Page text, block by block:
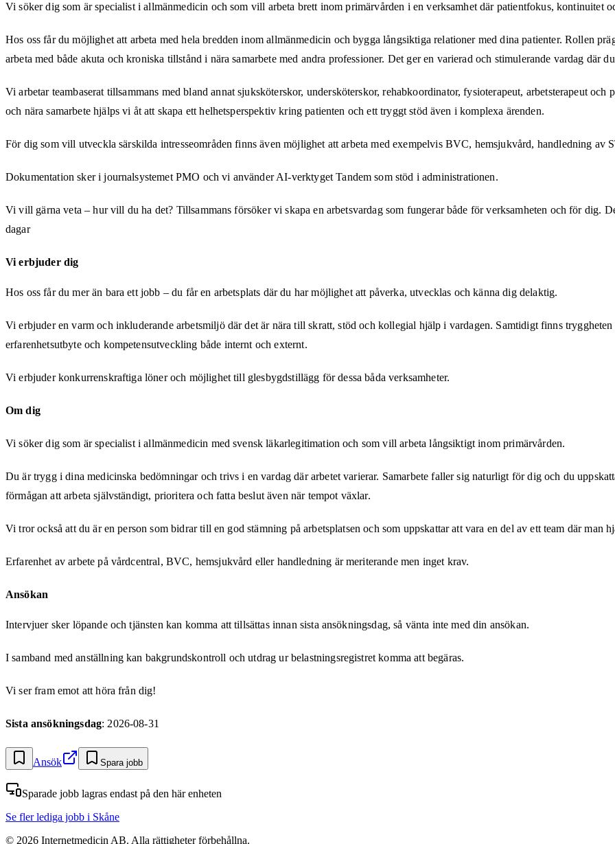
Vi söker dig som är specialist i allmänmedicin och som vill arbeta brett inom primärvården i en verksamhet där patientfokus, kontinuitet
Hos oss får du möjlighet att arbeta med hela bredden inom allmänmedicin och bygga långsiktiga relationer med dina patienter. Rollen
arbeta med både akuta och kroniska tillstånd i nära samarbete med andra professioner. Det ger en varierad och stimulerande vardag där
Vi arbetar teambaserat tillsammans med bland annat sjuksköterskor, undersköterskor, rehabkoordinator, fysioterapeut, arbetsterapeut och
och nära samarbete hjälps vi åt att skapa ett helhetsperspektiv kring patienten och ett tryggt stöd även i komplexa ärenden.
För dig som vill utveckla särskilda intresseområden finns även möjlighet att arbeta med exempelvis BVC, hemsjukvård, handledning av
Dokumentation sker i journalsystemet PMO och vi använder AI-verktyget Tandem som stöd i administrationen.
Vi vill gärna veta – hur vill du ha det? Tillsammans försöker vi skapa en arbetsvardag som fungerar både för verksamheten och för dig.
dagar
Vi erbjuder dig
Hos oss får du mer än bara ett jobb – du får en arbetsplats där du har möjlighet att påverka, utvecklas och känna dig delaktig.
Vi erbjuder en varm och inkluderande arbetsmiljö där det är nära till skratt, stöd och kollegial hjälp i vardagen. Samtidigt finns
erfarenhetsutbyte och kompetensutveckling både internt och externt.
Vi erbjuder konkurrenskraftiga löner och möjlighet till glesbygdstillägg för dessa båda verksamheter.
Om dig
Vi söker dig som är specialist i allmänmedicin med svensk läkarlegitimation och som vill arbeta långsiktigt inom primärvården.
Du är trygg i dina medicinska bedömningar och trivs i en vardag där arbetet varierar. Samarbete faller sig naturligt för dig och du
förmågan att arbeta självständigt, prioritera och fatta beslut även när tempot växlar.
Vi tror också att du är en person som bidrar till en god stämning på arbetsplatsen och som uppskattar att vara en del av ett team där man
Erfarenhet av arbete på vårdcentral, BVC, hemsjukvård eller handledning är meriterande men inget krav.
Ansökan
Intervjuer sker löpande och tjänsten kan komma att tillsättas innan sista ansökningsdag, så vänta inte med din ansökan.
I samband med anställning kan bakgrundskontroll och utdrag ur belastningsregistret komma att begäras.
Vi ser fram emot att höra från dig!
Sista ansökningsdag: 2026-08-31
Ansök Spara jobb
Sparade jobb lagras endast på den här enheten
Se fler lediga jobb i Skåne
© 2026 Internetmedicin AB. Alla rättigheter förbehållna.